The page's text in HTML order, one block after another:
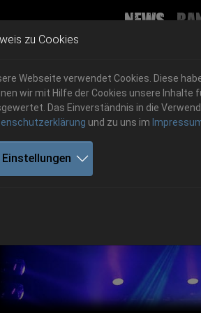
News
2026
tickets!
08. August 2026
Hell Is Here
Get your tickets!
Previous
zu Cookies
Webseite verwendet Cookies. Diese
wir mit Hilfe der Cookies unsere
Das Einverständnis in die
und zu uns im
Einstellungen